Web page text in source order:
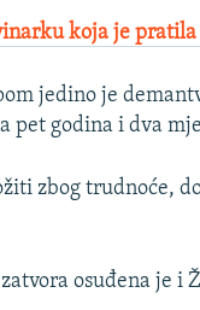
koja je
jedino je
pet godina i dva
zbog trudnoće,
osuđena je i